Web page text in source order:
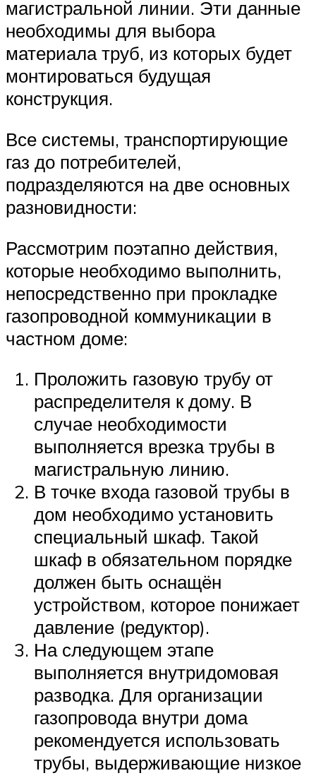
магистральной линии. Эти данные
необходимы для выбора
материала труб, из которых будет
монтироваться будущая
конструкция.
Все системы, транспортирующие
газ до потребителей,
подразделяются на две основных
разновидности:
Рассмотрим поэтапно действия,
которые необходимо выполнить,
непосредственно при прокладке
газопроводной коммуникации в
частном доме:
Проложить газовую трубу от
распределителя к дому. В
случае необходимости
выполняется врезка трубы в
магистральную линию.
В точке входа газовой трубы в
дом необходимо установить
специальный шкаф. Такой
шкаф в обязательном порядке
должен быть оснащён
устройством, которое понижает
давление (редуктор).
На следующем этапе
выполняется внутридомовая
разводка. Для организации
газопровода внутри дома
рекомендуется использовать
трубы, выдерживающие низкое